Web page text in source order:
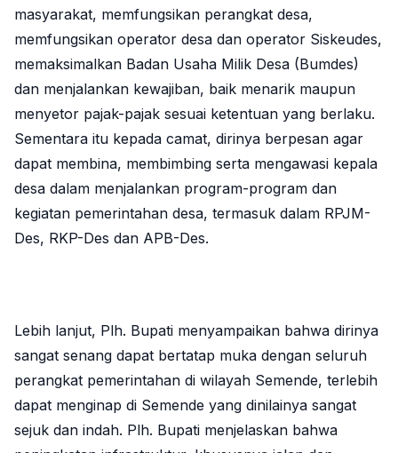
masyarakat, memfungsikan perangkat desa,
memfungsikan operator desa dan operator Siskeudes,
memaksimalkan Badan Usaha Milik Desa (Bumdes)
dan menjalankan kewajiban, baik menarik maupun
menyetor pajak-pajak sesuai ketentuan yang berlaku.
Sementara itu kepada camat, dirinya berpesan agar
dapat membina, membimbing serta mengawasi kepala
desa dalam menjalankan program-program dan
kegiatan pemerintahan desa, termasuk dalam RPJM-
Des, RKP-Des dan APB-Des.
Lebih lanjut, Plh. Bupati menyampaikan bahwa dirinya
sangat senang dapat bertatap muka dengan seluruh
perangkat pemerintahan di wilayah Semende, terlebih
dapat menginap di Semende yang dinilainya sangat
sejuk dan indah. Plh. Bupati menjelaskan bahwa